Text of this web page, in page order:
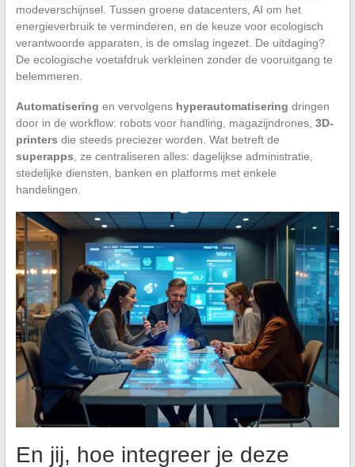
modeverschijnsel. Tussen groene datacenters, AI om het
energieverbruik te verminderen, en de keuze voor ecologisch
verantwoorde apparaten, is de omslag ingezet. De uitdaging?
De ecologische voetafdruk verkleinen zonder de vooruitgang te
belemmeren.
Automatisering en vervolgens hyperautomatisering dringen
door in de workflow: robots voor handling, magazijndrones, 3D-
printers die steeds preciezer worden. Wat betreft de
superapps , ze centraliseren alles: dagelijkse administratie,
stedelijke diensten, banken en platforms met enkele
handelingen.
En jij, hoe integreer je deze